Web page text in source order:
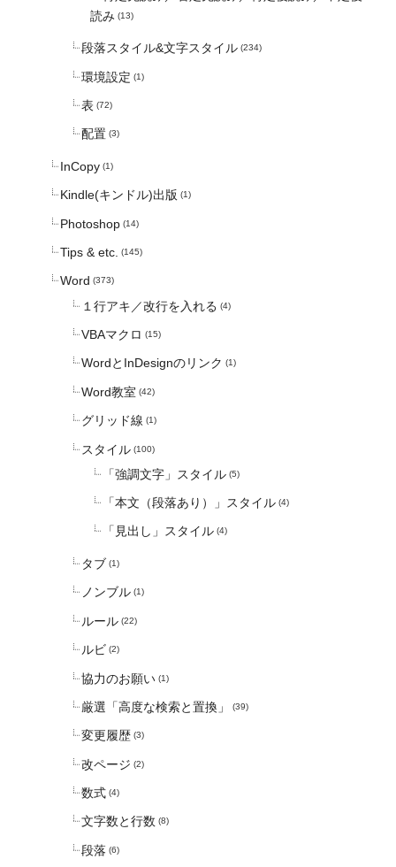
読み (13)
段落スタイル&文字スタイル (234)
環境設定 (1)
表 (72)
配置 (3)
InCopy (1)
Kindle(キンドル)出版 (1)
Photoshop (14)
Tips & etc. (145)
Word (373)
１行アキ／改行を入れる (4)
VBAマクロ (15)
WordとInDesignのリンク (1)
Word教室 (42)
グリッド線 (1)
スタイル (100)
「強調文字」スタイル (5)
「本文（段落あり）」スタイル (4)
「見出し」スタイル (4)
タブ (1)
ノンブル (1)
ルール (22)
ルビ (2)
協力のお願い (1)
厳選「高度な検索と置換」 (39)
変更履歴 (3)
改ページ (2)
数式 (4)
文字数と行数 (8)
段落 (6)